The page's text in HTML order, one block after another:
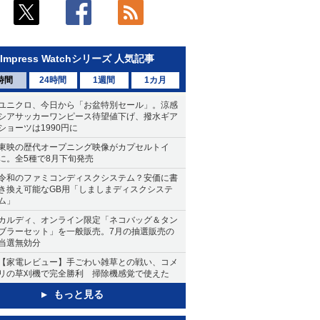
Impress Watchシリーズ 人気記事
間 24時間 1週間 1カ月
ニクロ、今日から「お盆特別セール」。涼感
アサッカーワンピース待望値下げ、撥水ギア
ョーツは1990円に
映の歴代オープニング映像がカプセルトイ
。全5種で8月下旬発売
和のファミコンディスクシステム？安価に書
換え可能なGB用「しましまディスクシステ
」
ルディ、オンライン限定「ネコバッグ＆タン
ラーセット」を一般販売。7月の抽選販売の
選無効分
家電レビュー】手ごわい雑草との戦い、コメ
の草刈機で完全勝利 掃除機感覚で使えた
もっと見る